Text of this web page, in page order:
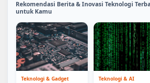
Rekomendasi Berita & Inovasi Teknologi
untuk Kamu
Teknologi & Gadget
Teknologi & AI